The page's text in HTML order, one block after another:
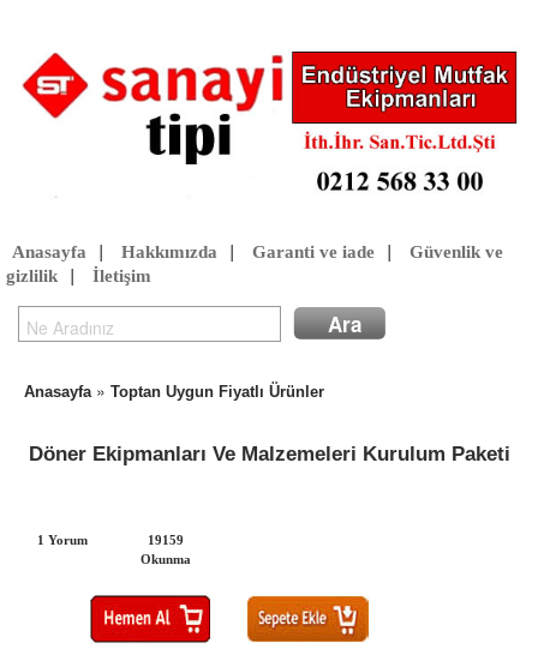
Anasayfa Hakkımızda Garanti ve iade
Güvenlik ve
gizlilik
İletişim
Anasayfa» Toptan Uygun Fiyatlı Ürünler
Döner Ekipmanları Ve Malzemeleri Kurulum Paketi
1 Yorum
19159
Okunma